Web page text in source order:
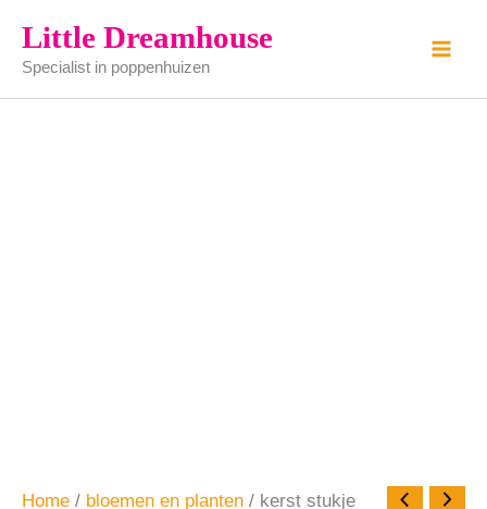
naar
inhoud
Little Dreamhouse
Specialist in poppenhuizen
Home / bloemen en planten / kerst stukje
stukje
aantal